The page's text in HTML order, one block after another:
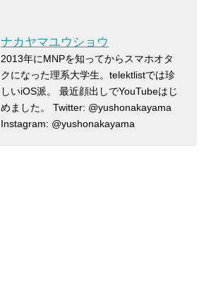
ナカヤマユウショウ
2013年にMNPを知ってからスマホオタ
クになった理系大学生。telektlistでは珍
しいiOS派。 最近顔出しでYouTubeはじ
めました。 Twitter: @yushonakayama
Instagram: @yushonakayama